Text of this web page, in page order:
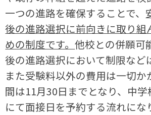
一つの進路を確保することで、
後の進路選択に前向きに取り組
めの制度です。他校との併願可
後の進路選択において制限など
また受験料以外の費用は一切か
間は11月30日までとなり、中
にて面接日を予約する流れにな